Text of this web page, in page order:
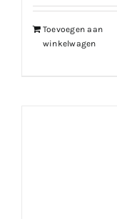
Toevoegen aan
winkelwagen